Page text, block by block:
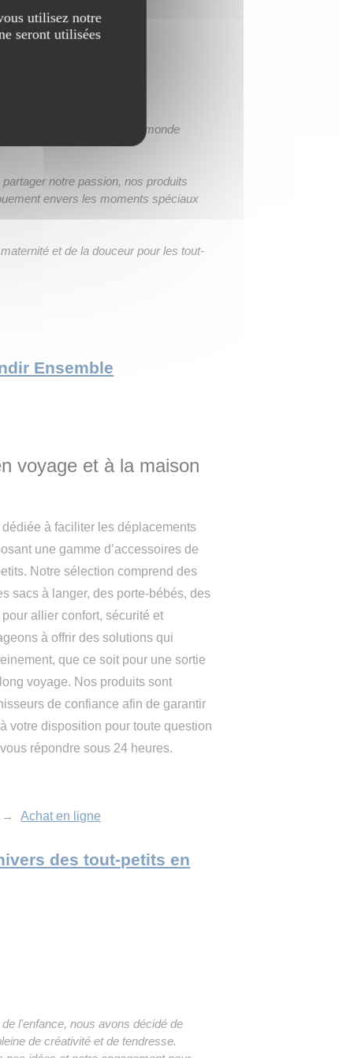
mérite une entrée dans le monde
notre passion, nos produits
envers les moments spéciaux
et de la douceur pour les tout-
Ensemble
voyage et à la maison
à faciliter les déplacements
une gamme d’accessoires de
Notre sélection comprend des
sacs à langer, des porte-bébés, des
allier confort, sécurité et
à offrir des solutions qui
que ce soit pour une sortie
voyage. Nos produits sont
de confiance afin de garantir
votre disposition pour toute question
répondre sous 24 heures.
→ Achat en ligne
des tout-petits en
l'enfance, nous avons décidé de
de créativité et de tendresse.
utilisez notre
seront utilisées